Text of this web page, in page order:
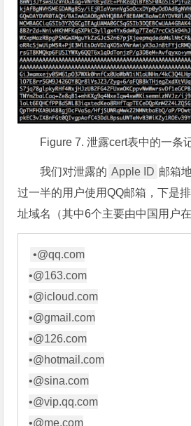
Figure 7. 泄露cert表中的一条
我们对泄露的 Apple ID 邮箱
过一半的用户使用QQ邮箱，下是
址域名（其中6个主要由中国用户在